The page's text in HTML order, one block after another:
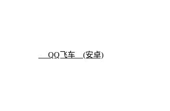
QQ飞车 (安卓)